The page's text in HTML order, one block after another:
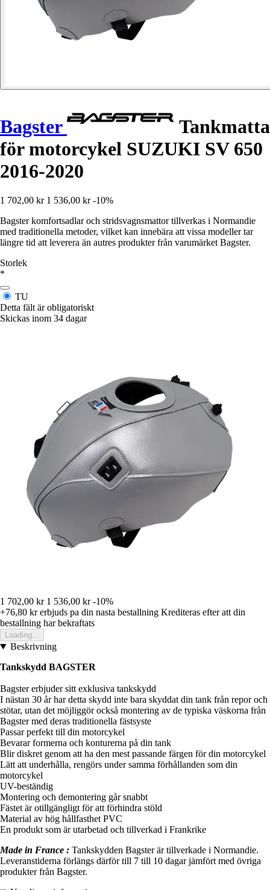
Bagster
Tankmatta
för motorcykel SUZUKI SV 650
2016-2020
1 702,00 kr 1 536,00 kr -10%
Bagster komfortsadlar och stridsvagnsmattor tillverkas i Normandie
med traditionella metoder, vilket kan innebära att vissa modeller tar
längre tid att leverera än autres produkter från varumärket Bagster.
Storlek
*
TU
Detta fält är obligatoriskt
Skickas inom 34 dagar
1 702,00 kr 1 536,00 kr -10%
+76,80 krerbjuds pa din nasta bestallning Krediteras efter att din
bestallning har bekraftats
Loading...
Beskrivning
Tankskydd BAGSTER
Bagster erbjuder sitt exklusiva tankskydd
I nästan 30 år har detta skydd inte bara skyddat din tank från repor och
stötar, utan det möjliggör också montering av de typiska väskorna från
Bagster med deras traditionella fästsyste
Passar perfekt till din motorcykel
Bevarar formerna och konturerna på din tank
Blir diskret genom att ha den mest passande färgen för din motorcykel
Lätt att underhålla, rengörs under samma förhållanden som din
motorcykel
UV-beständig
Montering och demontering går snabbt
Fästet är otillgängligt för att förhindra stöld
Material av hög hållfasthet PVC
En produkt som är utarbetad och tillverkad i Frankrike
Made in France : Tankskydden Bagster är tillverkade i Normandie.
Leveranstiderna förlängs därför till 7 till 10 dagar jämfört med övriga
produkter från Bagster.